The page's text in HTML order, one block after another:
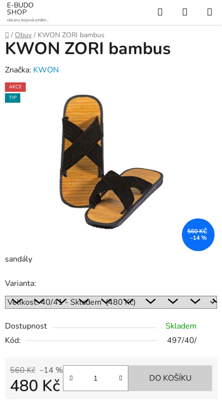
Přejít
na
obsah
E-BUDO
SHOP
vše pro bojová umění a
sporty
Hledat
KOŠÍK
Domů
/ Obuv / KWON ZORI bambus
sandály
Varianta:
Dostupnost
Skladem
Kód:
497/40/
560 Kč –14 %
480 Kč DO KOŠÍKU
KWON ZORI bambus
Značka: KWON
AKCE
TIP
560 KČ
–14 %